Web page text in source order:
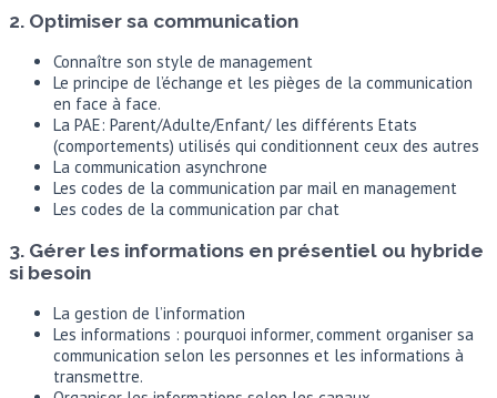
2. Optimiser sa communication
Connaître son style de management
Le principe de l’échange et les pièges de la communication
en face à face.
La PAE: Parent/Adulte/Enfant/ les différents Etats
(comportements) utilisés qui conditionnent ceux des autres
La communication asynchrone
Les codes de la communication par mail en management
Les codes de la communication par chat
3. Gérer les informations en présentiel ou hybride
si besoin
La gestion de l’information
Les informations : pourquoi informer, comment organiser sa
communication selon les personnes et les informations à
transmettre.